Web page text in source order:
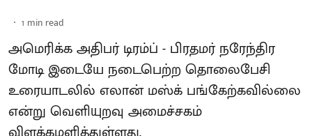
1 min read
அமெரிக்க அதிபர் டிரம்ப் - பிரதமர் நரேந்திர
மோடி இடையே நடைபெற்ற தொலைபேசி
உரையாடலில் எலான் மஸ்க் பங்கேற்கவில்லை
என்று வெளியுறவு அமைச்சகம்